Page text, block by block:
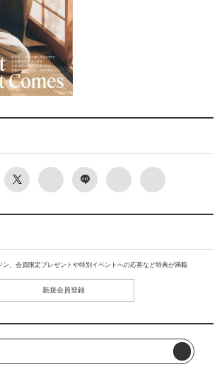
、会員限定プレゼントや特別イベントへの応募など特典が満載
新規会員登録